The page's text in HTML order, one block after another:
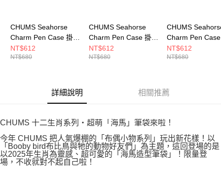
CHUMS Seahorse
Charm Pen Case 掛飾
筆套 CH603871R079
NT$612
NT$680
CHUMS Seahorse
Charm Pen Case 掛飾
筆套 CH603871Z098
NT$612
NT$680
CHUMS
Charm Pen
筆套
NT$612
NT$680
詳細說明 相關推薦
CHUMS 十二生肖系列・超萌「海馬」筆袋來啦！
今年 CHUMS 把人氣爆棚的「布偶小物系列」玩出新花樣！以
「Booby bird布比鳥與牠的動物好友們」為主題，這回登場的是
以2025年生肖為靈感、超可愛的「海馬造型筆袋」！限量登
場，不收就對不起自己啦！